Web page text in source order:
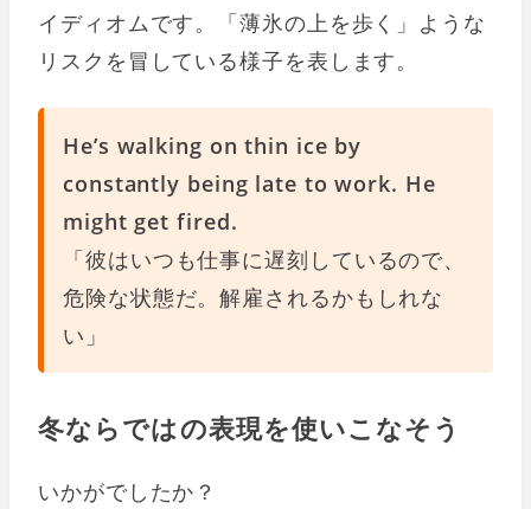
イディオムです。「薄氷の上を歩く」ような
リスクを冒している様子を表します。
He’s walking on thin ice by
constantly being late to work. He
might get fired.
「彼はいつも仕事に遅刻しているので、
危険な状態だ。解雇されるかもしれな
い」
冬ならではの表現を使いこなそう
いかがでしたか？